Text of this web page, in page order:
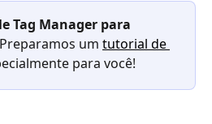
Tag Manager para
Preparamos um tutorial de
para você!